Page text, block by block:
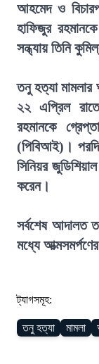
আহমেদ ও
হাফিজুর
সন্ধ্যায় তিনি
তনু হত্যা মামলার
২২ এপ্রিল
রহমানকে
(পিবিআই)।
সিনিয়র
করেন।
সর্বশেষ আদালত
মধ্যে আত্মসমর্পণের
ট্যাগসমূহ:
তনু হত্যা মামলা